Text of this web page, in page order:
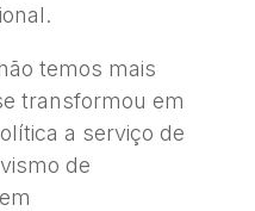
temos mais
transformou em
a serviço de
de